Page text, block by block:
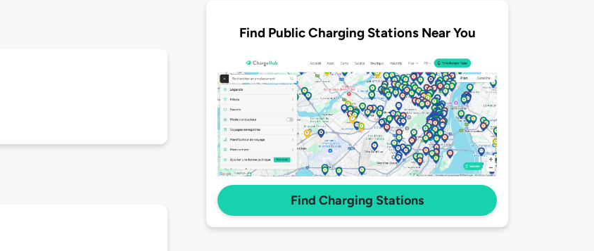
Find Public Charging Stations Near You
Find Charging Stations